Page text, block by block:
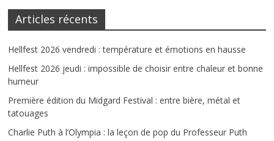
Articles récents
Hellfest 2026 vendredi : température et émotions en hausse
Hellfest 2026 jeudi : impossible de choisir entre chaleur et bonne
humeur
Première édition du Midgard Festival : entre bière, métal et
tatouages
Charlie Puth à l’Olympia : la leçon de pop du Professeur Puth